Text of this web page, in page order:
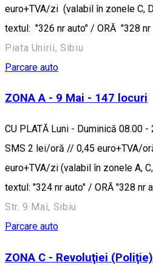
euro+TVA/zi (valabil în zonele C,
textul: "326 nr auto" / ORĂ "328 nr
Piata Unirii, Sibiu
Parcare auto
ZONA A - 9 Mai - 147 locuri
CU PLATĂ Luni - Duminică 08.00
SMS 2 lei/oră // 0,45 euro+TVA/
euro+TVA/zi (valabil în zonele A,
textul: "324 nr auto" / ORĂ "328 nr
Str. 9 Mai, Sibiu
Parcare auto
ZONA C - Revoluţiei (Poliţie)